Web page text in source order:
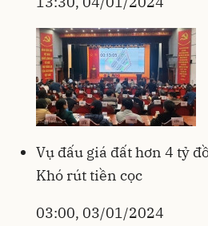
Vụ đấu giá đất hơn 4 tỷ
Khó rút tiền cọc
03:00, 03/01/2024